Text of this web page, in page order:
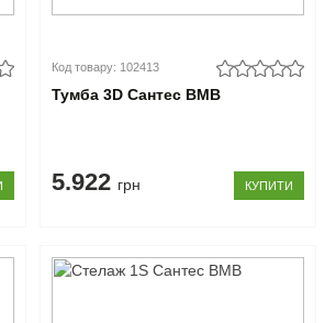
Код товару: 102413
Тумба 3D Сантес ВМВ
5.922 грн КУПИТИ